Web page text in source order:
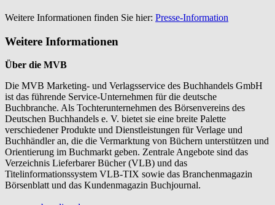
Weitere Informationen finden Sie hier: Presse-Information
Weitere Informationen
Über die MVB
Die MVB Marketing- und Verlagsservice des Buchhandels GmbH
ist das führende Service-Unternehmen für die deutsche
Buchbranche. Als Tochterunternehmen des Börsenvereins des
Deutschen Buchhandels e. V. bietet sie eine breite Palette
verschiedener Produkte und Dienstleistungen für Verlage und
Buchhändler an, die die Vermarktung von Büchern unterstützen und
Orientierung im Buchmarkt geben. Zentrale Angebote sind das
Verzeichnis Lieferbarer Bücher (VLB) und das
Titelinformationssystem VLB-TIX sowie das Branchenmagazin
Börsenblatt und das Kundenmagazin Buchjournal.